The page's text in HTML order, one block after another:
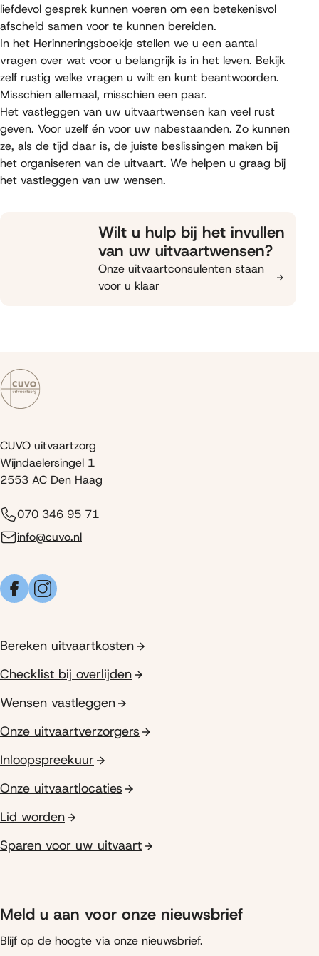
liefdevol gesprek kunnen voeren om een betekenisvol
afscheid samen voor te kunnen bereiden.
In het Herinneringsboekje stellen we u een aantal
vragen over wat voor u belangrijk is in het leven. Bekijk
zelf rustig welke vragen u wilt en kunt beantwoorden.
Misschien allemaal, misschien een paar.
Het vastleggen van uw uitvaartwensen kan veel rust
geven. Voor uzelf én voor uw nabestaanden. Zo kunnen
ze, als de tijd daar is, de juiste beslissingen maken bij
het organiseren van de uitvaart. We helpen u graag bij
het vastleggen van uw wensen.
Wilt u hulp bij het invullen
van uw uitvaartwensen?
Onze uitvaartconsulenten staan
voor u klaar
CUVO uitvaartzorg
Wijndaelersingel 1
2553 AC Den Haag
070 346 95 71
info@cuvo.nl
FacebookInstagram
Bereken uitvaartkosten
Checklist bij overlijden
Wensen vastleggen
Onze uitvaartverzorgers
Inloopspreekuur
Onze uitvaartlocaties
Lid worden
Sparen voor uw uitvaart
Meld u aan voor onze nieuwsbrief
Blijf op de hoogte via onze nieuwsbrief.